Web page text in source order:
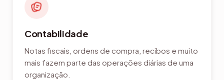
Contabilidade
Notas fiscais, ordens de compra, recibos e muito
mais fazem parte das operações diárias de uma
organização.